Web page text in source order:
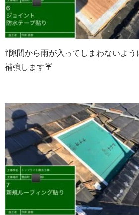
⇧隙間から雨が入ってしまわないよう
補強します☔